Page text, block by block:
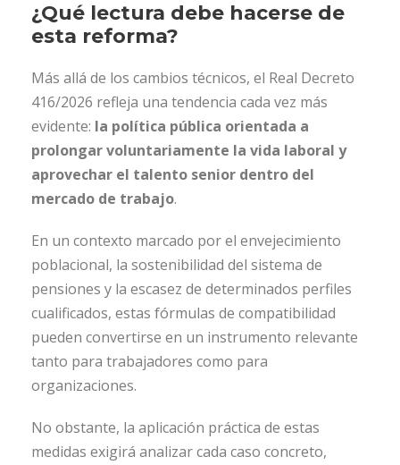
¿Qué lectura debe hacerse de
esta reforma?
Más allá de los cambios técnicos, el Real Decreto
416/2026 refleja una tendencia cada vez más
evidente: la política pública orientada a
prolongar voluntariamente la vida laboral y
aprovechar el talento senior dentro del
mercado de trabajo.
En un contexto marcado por el envejecimiento
poblacional, la sostenibilidad del sistema de
pensiones y la escasez de determinados perfiles
cualificados, estas fórmulas de compatibilidad
pueden convertirse en un instrumento relevante
tanto para trabajadores como para
organizaciones.
No obstante, la aplicación práctica de estas
medidas exigirá analizar cada caso concreto,